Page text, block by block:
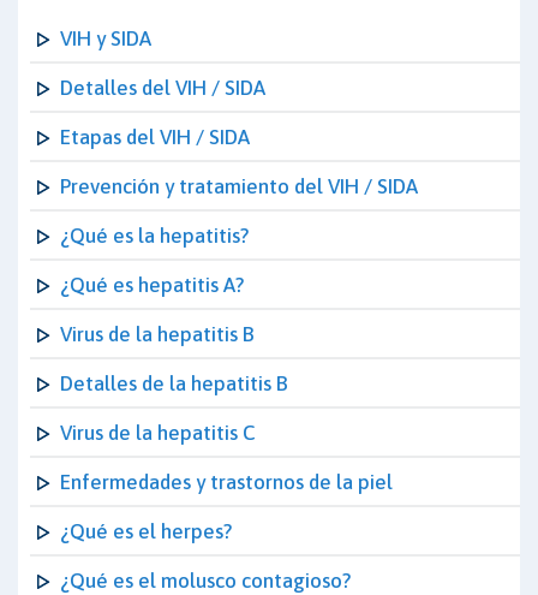
VIH y SIDA
Detalles del VIH / SIDA
Etapas del VIH / SIDA
Prevención y tratamiento del VIH / SIDA
¿Qué es la hepatitis?
¿Qué es hepatitis A?
Virus de la hepatitis B
Detalles de la hepatitis B
Virus de la hepatitis C
Enfermedades y trastornos de la piel
¿Qué es el herpes?
¿Qué es el molusco contagioso?